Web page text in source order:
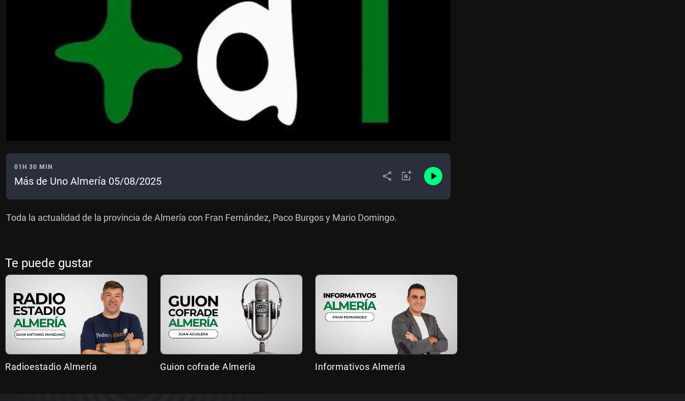
01H 30 MIN
Más de Uno Almería 05/08/2025
Toda la actualidad de la provincia de Almería con Fran Fernández, Paco Burgos y Mario Domingo.
Te puede gustar
Radioestadio Almería Guion cofrade Almería Informativos Almería